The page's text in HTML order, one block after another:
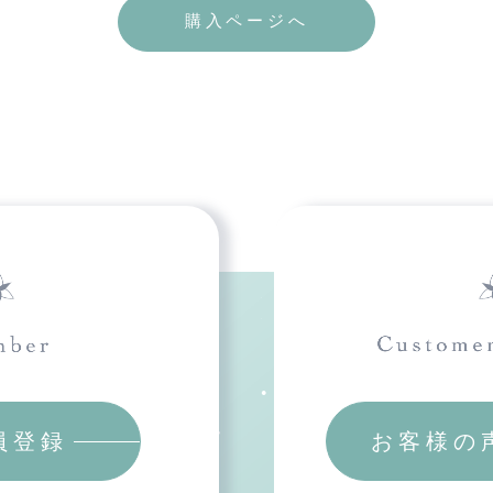
購入ページへ
登録 お客様の